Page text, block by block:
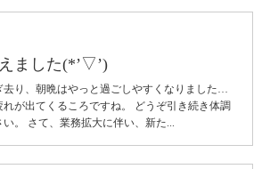
ました(*’▽’)
去り、朝晩はやっと過ごしやすくなりました…
れが出てくるころですね。 どうぞ引き続き体調
。 さて、業務拡大に伴い、新た...